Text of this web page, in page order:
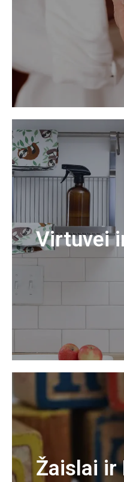
Virtuvei
Žaislai ir